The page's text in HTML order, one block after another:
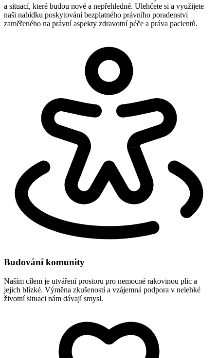
a situací, které budou nové a nepřehledné. Ulehčete si a využijete
naši nabídku poskytování bezplatného právního poradenství
zaměřeného na právní aspekty zdravotní péče a práva pacientů.
Budování komunity
Naším cílem je utváření prostoru pro nemocné rakovinou plic a
jejich blízké. Výměna zkušeností a vzájemná podpora v nelehké
životní situaci nám dávají smysl.